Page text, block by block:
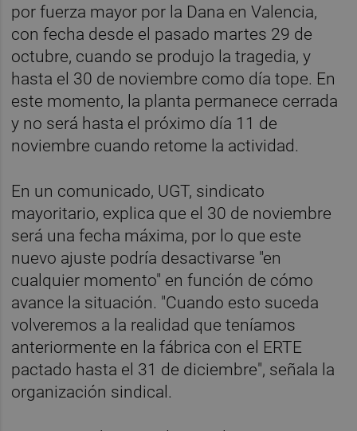
por fuerza mayor por la Dana en Valencia,
con fecha desde el pasado martes 29 de
octubre, cuando se produjo la tragedia, y
hasta el 30 de noviembre como día tope. En
este momento, la planta permanece cerrada
y no será hasta el próximo día 11 de
noviembre cuando retome la actividad.
En un comunicado, UGT, sindicato
mayoritario, explica que el 30 de noviembre
será una fecha máxima, por lo que este
nuevo ajuste podría desactivarse "en
cualquier momento" en función de cómo
avance la situación. "Cuando esto suceda
volveremos a la realidad que teníamos
anteriormente en la fábrica con el ERTE
pactado hasta el 31 de diciembre", señala la
organización sindical.